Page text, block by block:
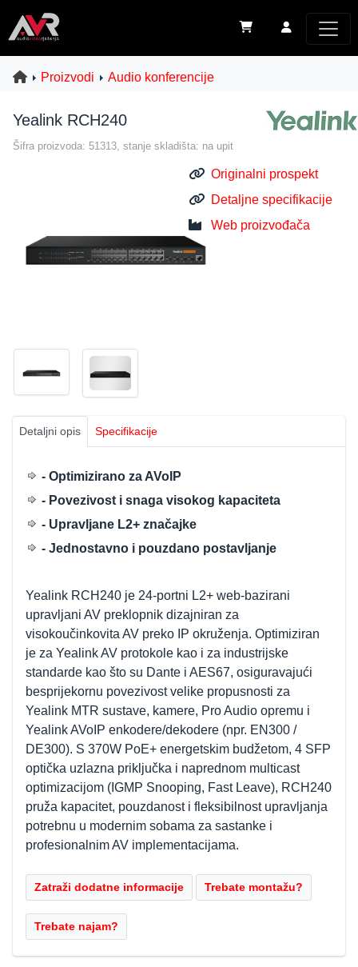
Proizvodi Audio konferencije
Yealink RCH240
Šifra proizvoda: 51313, stanje skladišta: na upit
Originalni prospekt
Detaljne specifikacije
Web proizvođača
Detaljni opis Specifikacije
- Optimizirano za AVoIP
- Povezivost i snaga visokog kapaciteta
- Upravljane L2+ značajke
- Jednostavno i pouzdano postavljanje
Yealink RCH240 je 24-portni L2+ web-bazirani
upravljani AV preklopnik dizajniran za
visokoučinkovita AV preko IP okruženja. Optimiziran
je za Yealink AV protokole kao i za industrijske
standarde kao što su Dante i AES67, osiguravajući
besprijekornu povezivost velike propusnosti za
Yealink MTR sustave, kamere, Pro Audio opremu i
Yealink AVoIP enkodere/dekodere (npr. EN300 /
DE300). S 370W PoE+ energetskim budžetom, 4 SFP
optička uzlazna priključka i naprednom multicast
optimizacijom (IGMP Snooping, Fast Leave), RCH240
pruža kapacitet, pouzdanost i fleksibilnost upravljanja
potrebnu u modernim sobama za sastanke i
profesionalnim AV implementacijama.